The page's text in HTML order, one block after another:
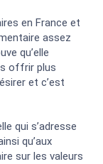
en France et
assez
qu’elle
offrir plus
et c’est
qui s’adresse
qu’aux
sur les valeurs